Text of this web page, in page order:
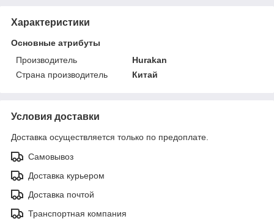
Характеристики
Основные атрибуты
Производитель
Hurakan
Страна производитель
Китай
Условия доставки
Доставка осуществляется только по предоплате.
Самовывоз
Доставка курьером
Доставка почтой
Транспортная компания